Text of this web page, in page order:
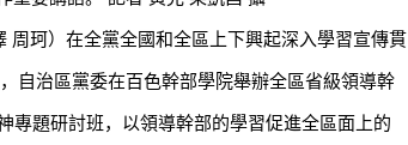
珂）在全黨全國和全區上下興起深入學習宣傳貫
自治區黨委在百色幹部學院舉辦全區省級領導幹
專題研討班，以領導幹部的學習促進全區面上的